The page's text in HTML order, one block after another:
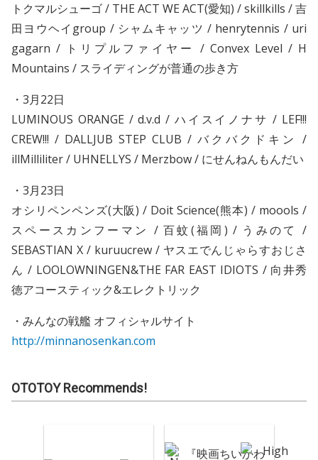
トクマルシューゴ / THE ACT WE ACT(愛知) / skillkills / 吉
田ヨウヘイgroup / シャムキャッツ / henrytennis / uri
gagarn / トリプルファイヤー / Convex Level / H
Mountains / スライディングが普通の歩き方
・3月22日
LUMINOUS ORANGE / d.v.d / ハイスイノナサ / LEF!!!
CREW!!! / DALLJUB STEP CLUB / バクバクドキン /
illMilliliter / UHNELLYS / Merzbow / にせんねんもんだい
・3月23日
オシリペンペンズ(大阪) / Doit Science(熊本) / moools /
スペースカンフーマン / 百蚊(福岡) / うみのて /
SEBASTIAN X / kuruucrew / ヤスエでんじゃらすおじさ
ん / LOOLOWNINGEN&THE FAR EAST IDIOTS / 向井秀
徳アコースティック&エレクトリック
・みんなの戦艦 オフィシャルサイト
http://minnanosenkan.com
OTOTOY Recommends!